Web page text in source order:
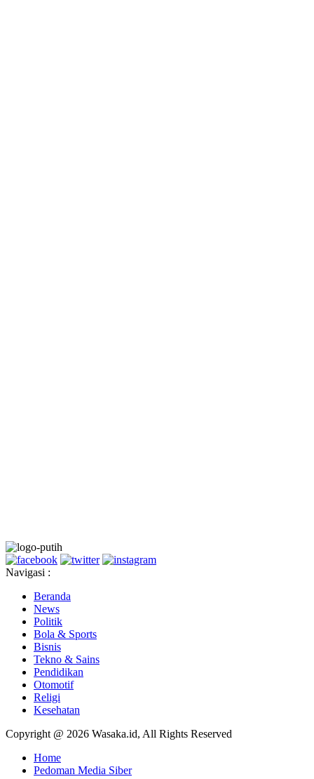
Navigasi :
Beranda
News
Politik
Bola & Sports
Bisnis
Tekno & Sains
Pendidikan
Otomotif
Religi
Kesehatan
Copyright @ 2026 Wasaka.id, All Rights Reserved
Home
Pedoman Media Siber